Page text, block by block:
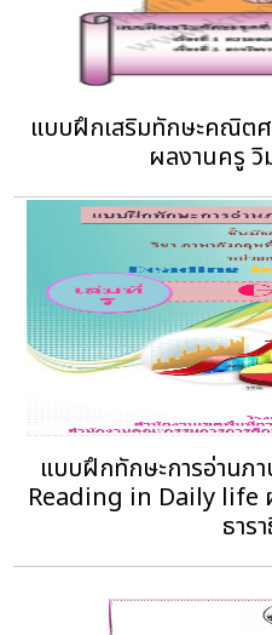
แบบฝึกเสริมทักษะคณิต
ผลงานครู
แบบฝึกทักษะการอ่านภา
Reading in Daily life
ธาร